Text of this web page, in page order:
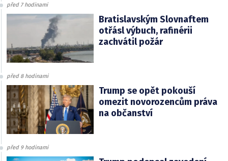
před 7 hodinami
Bratislavským Slovnaftem
otřásl výbuch, rafinérii
zachvátil požár
před 8 hodinami
Trump se opět pokouší
omezit novorozencům práva
na občanství
před 9 hodinami